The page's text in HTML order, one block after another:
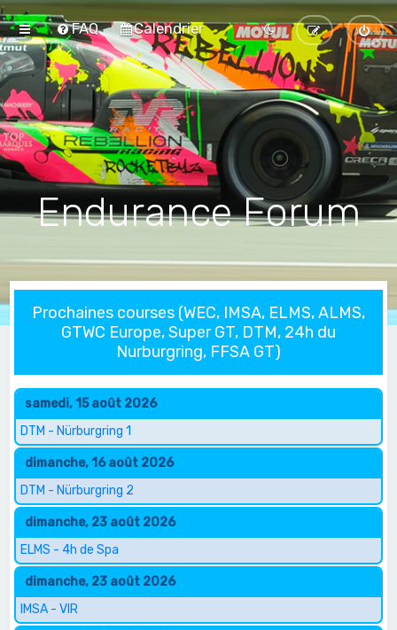
FAQ Calendrier
Endurance Forum
Prochaines courses (WEC, IMSA, ELMS, ALMS,
GTWC Europe, Super GT, DTM, 24h du
Nurburgring, FFSA GT)
samedi, 15 août 2026
DTM - Nürburgring 1
dimanche, 16 août 2026
DTM - Nürburgring 2
dimanche, 23 août 2026
ELMS - 4h de Spa
dimanche, 23 août 2026
IMSA - VIR